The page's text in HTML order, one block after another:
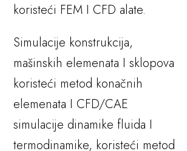
koristeći FEM I CFD alate.
Simulacije konstrukcija,
mašinskih elemenata I sklopova
koristeći metod konačnih
elemenata I CFD/CAE
simulacije dinamike fluida I
termodinamike, koristeći metod